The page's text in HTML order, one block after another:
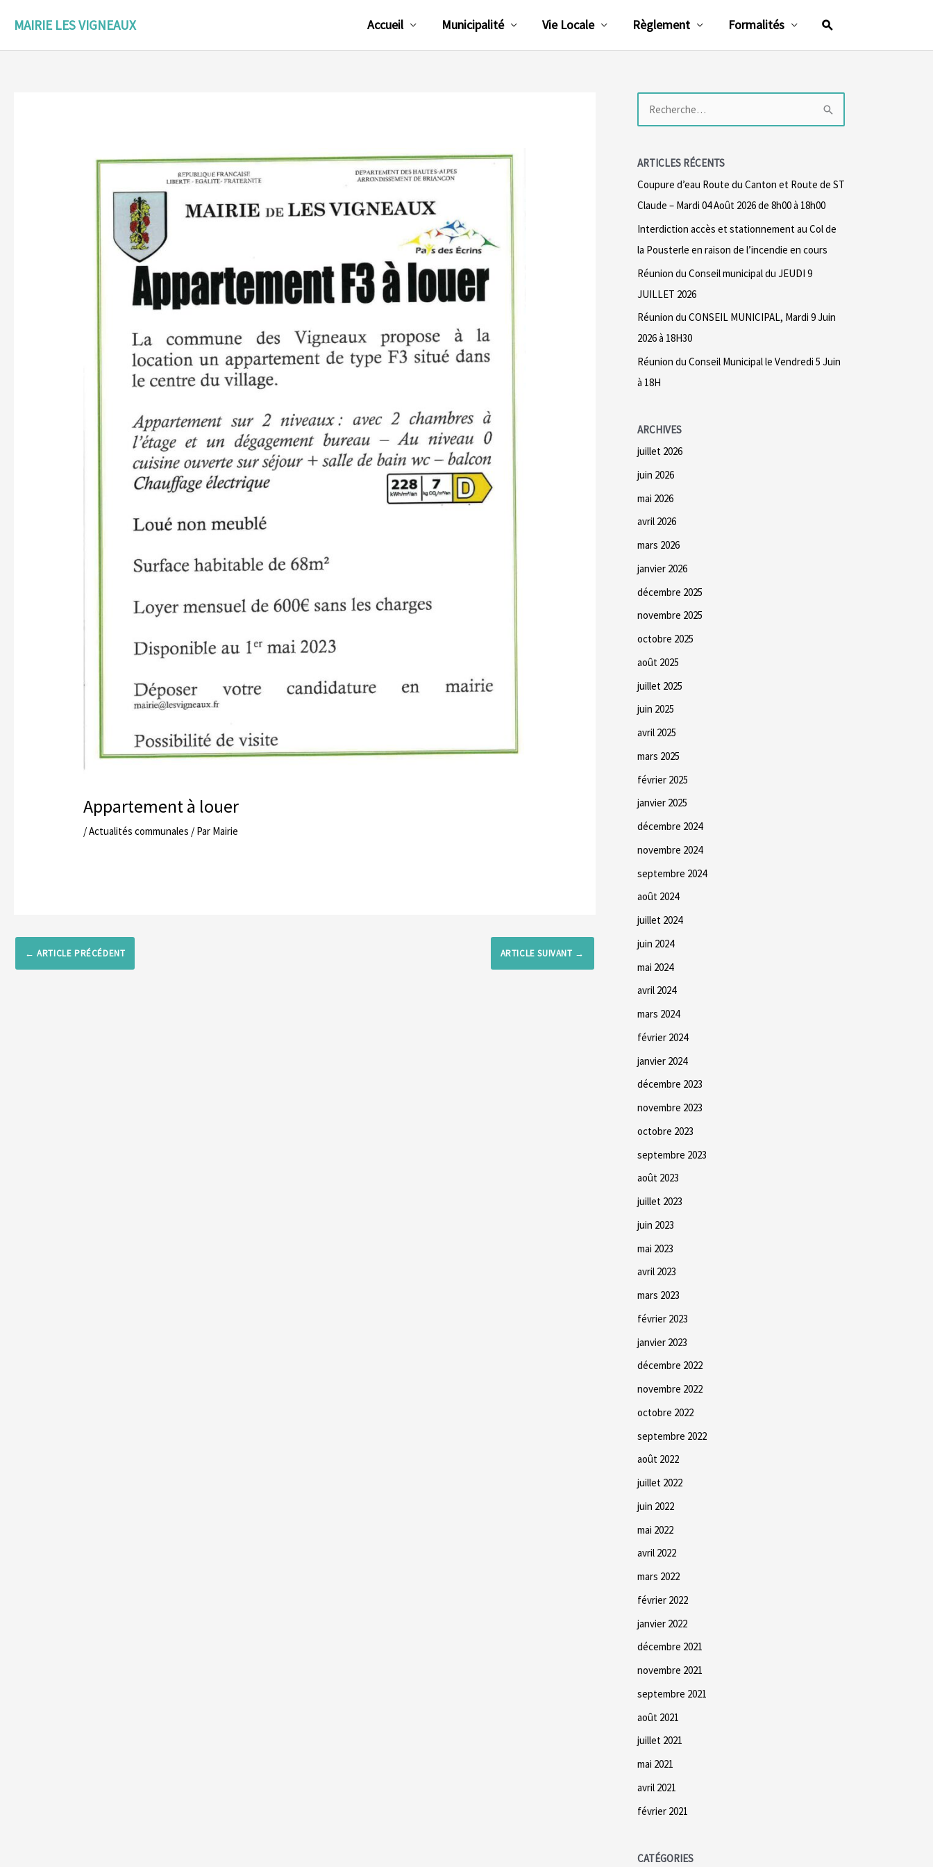
MAIRIE LES VIGNEAUX Accueil Municipalité Vie Locale Règlement Formalités Rechercher
Appartement à louer
/Actualités communales / Par Mairie
← ARTICLE PRÉCÉDENT ARTICLE SUIVANT →
c
h
e
r
:
ARTICLES RÉCENTS
Coupure d’eau Route du Canton et Route de ST
Claude – Mardi 04 Août 2026 de 8h00 à 18h00
Interdiction accès et stationnement au Col de
la Pousterle en raison de l’incendie en cours
Réunion du Conseil municipal du JEUDI 9
JUILLET 2026
Réunion du CONSEIL MUNICIPAL, Mardi 9 Juin
2026 à 18H30
Réunion du Conseil Municipal le Vendredi 5 Juin
à 18H
ARCHIVES
juillet 2026
juin 2026
mai 2026
avril 2026
mars 2026
janvier 2026
décembre 2025
novembre 2025
octobre 2025
août 2025
juillet 2025
juin 2025
avril 2025
mars 2025
février 2025
janvier 2025
décembre 2024
novembre 2024
septembre 2024
août 2024
juillet 2024
juin 2024
mai 2024
avril 2024
mars 2024
février 2024
janvier 2024
décembre 2023
novembre 2023
octobre 2023
septembre 2023
août 2023
juillet 2023
juin 2023
mai 2023
avril 2023
mars 2023
février 2023
janvier 2023
décembre 2022
novembre 2022
octobre 2022
septembre 2022
août 2022
juillet 2022
juin 2022
mai 2022
avril 2022
mars 2022
février 2022
janvier 2022
décembre 2021
novembre 2021
septembre 2021
août 2021
juillet 2021
mai 2021
avril 2021
février 2021
CATÉGORIES